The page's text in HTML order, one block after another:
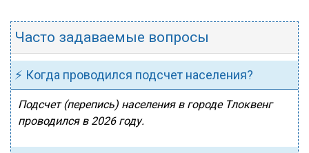
Часто задаваемые вопросы
⚡ Когда проводился подсчет населения?
Подсчет (перепись) населения в городе Тлоквенг
проводился в 2026 году.